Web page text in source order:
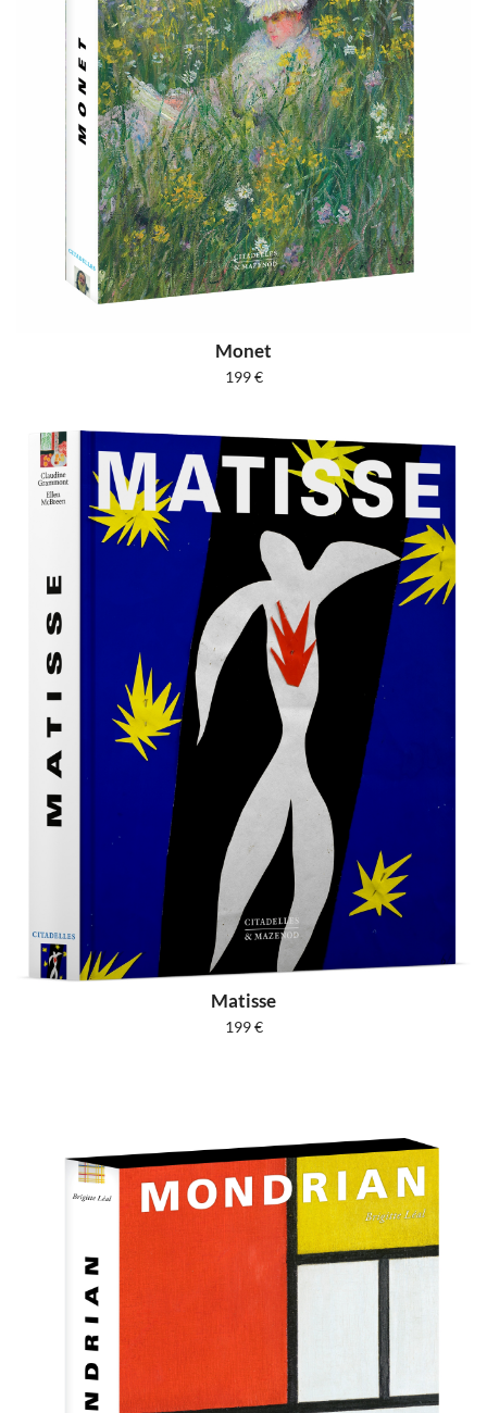
Monet
199€
Matisse
199€